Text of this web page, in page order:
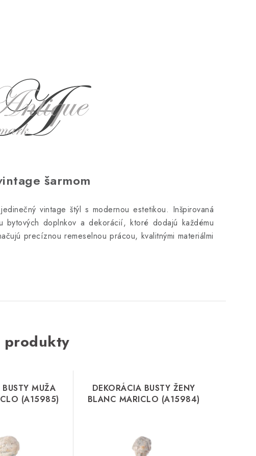
šarmom
vintage štýl s modernou estetikou. Inšpirovaná
bytových doplnkov a dekorácií, ktoré dodajú každému
precíznou remeselnou prácou, kvalitnými materiálmi
produkty
MUŽA
(A15985)
DEKORÁCIA BUSTY ŽENY
BLANC MARICLO (A15984)